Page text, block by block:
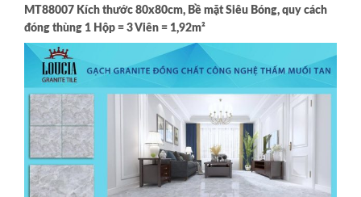
MT88007 Kích thước 80x80cm, Bề mặt Siêu Bóng, quy cách
đóng thùng 1 Hộp = 3 Viên = 1,92m²